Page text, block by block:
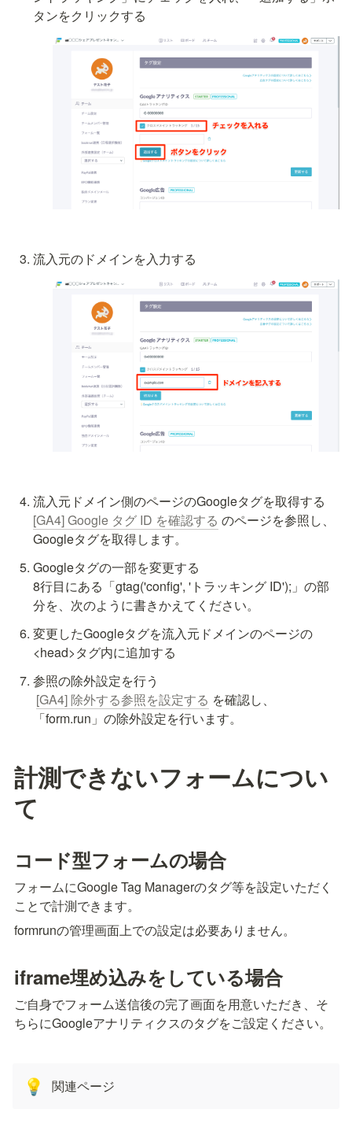
タンをクリックする
流入元のドメインを入力する
[GA4] Google タグ ID を確認する のページを参照し、
Googleタグを取得します。
Googleタグの一部を変更する
8行目にある「gtag('config', 'トラッキング ID');」の部
分を、次のように書きかえてください。
変更したGoogleタグを流入元ドメインのページの
<head>タグ内に追加する
参照の除外設定を行う
[GA4] 除外する参照を設定する を確認し、
「form.run」の除外設定を行います。
計測できないフォームについ
て
コード型フォームの場合
フォームにGoogle Tag Managerのタグ等を設定いただく
ことで計測できます。
formrunの管理画面上での設定は必要ありません。
iframe埋め込みをしている場合
ご自身でフォーム送信後の完了画面を用意いただき、そ
ちらにGoogleアナリティクスのタグをご設定ください。
💡 関連ページ